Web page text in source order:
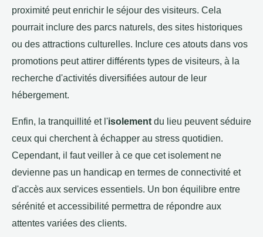
proximité peut enrichir le séjour des visiteurs. Cela
pourrait inclure des parcs naturels, des sites historiques
ou des attractions culturelles. Inclure ces atouts dans vos
promotions peut attirer différents types de visiteurs, à la
recherche d'activités diversifiées autour de leur
hébergement.
Enfin, la tranquillité et l'isolement du lieu peuvent séduire
ceux qui cherchent à échapper au stress quotidien.
Cependant, il faut veiller à ce que cet isolement ne
devienne pas un handicap en termes de connectivité et
d'accès aux services essentiels. Un bon équilibre entre
sérénité et accessibilité permettra de répondre aux
attentes variées des clients.